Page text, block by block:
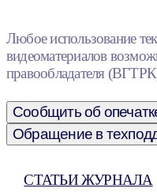
Любое использование
видеоматериалов
правообладателя
Сообщить об
Обращение в
СТАТЬИ ЖУРНАЛА